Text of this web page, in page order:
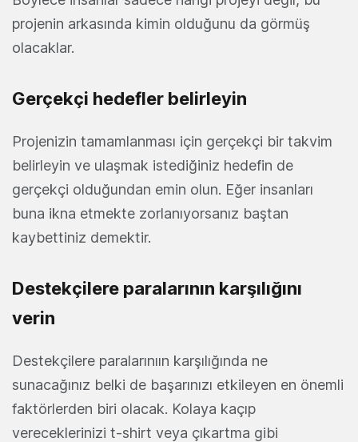
projenin arkasında kimin olduğunu da görmüş
olacaklar.
Gerçekçi hedefler belirleyin
Projenizin tamamlanması için gerçekçi bir takvim
belirleyin ve ulaşmak istediğiniz hedefin de
gerçekçi olduğundan emin olun. Eğer insanları
buna ikna etmekte zorlanıyorsanız baştan
kaybettiniz demektir.
Destekçilere paralarının karşılığını
verin
Destekçilere paralarınıın karşılığında ne
sunacağınız belki de başarınızı etkileyen en önemli
faktörlerden biri olacak. Kolaya kaçıp
vereceklerinizi t-shirt veya çıkartma gibi